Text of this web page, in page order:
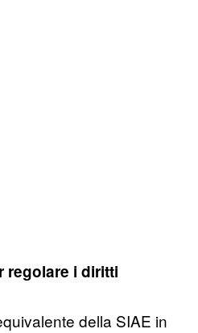
regolare i diritti
della SIAE in